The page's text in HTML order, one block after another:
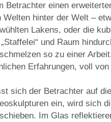
Betrachter einen
Welten hinter der Welt –
Lakens, oder die
und Raum
so zu einer
Erfahrungen, voll
sich der Betrachter auf
ein, wird sich
Im Glas